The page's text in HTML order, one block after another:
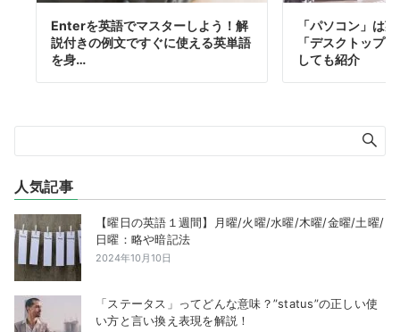
Enterを英語でマスターしよう！解
説付きの例文ですぐに使える英単語
を身…
「パソコン」は
「デスクトップ
しても紹介
人気記事
【曜日の英語１週間】月曜/火曜/水曜/木曜/金曜/土曜/
日曜：略や暗記法
2024年10月10日
「ステータス」ってどんな意味？”status”の正しい使
い方と言い換え表現を解説！